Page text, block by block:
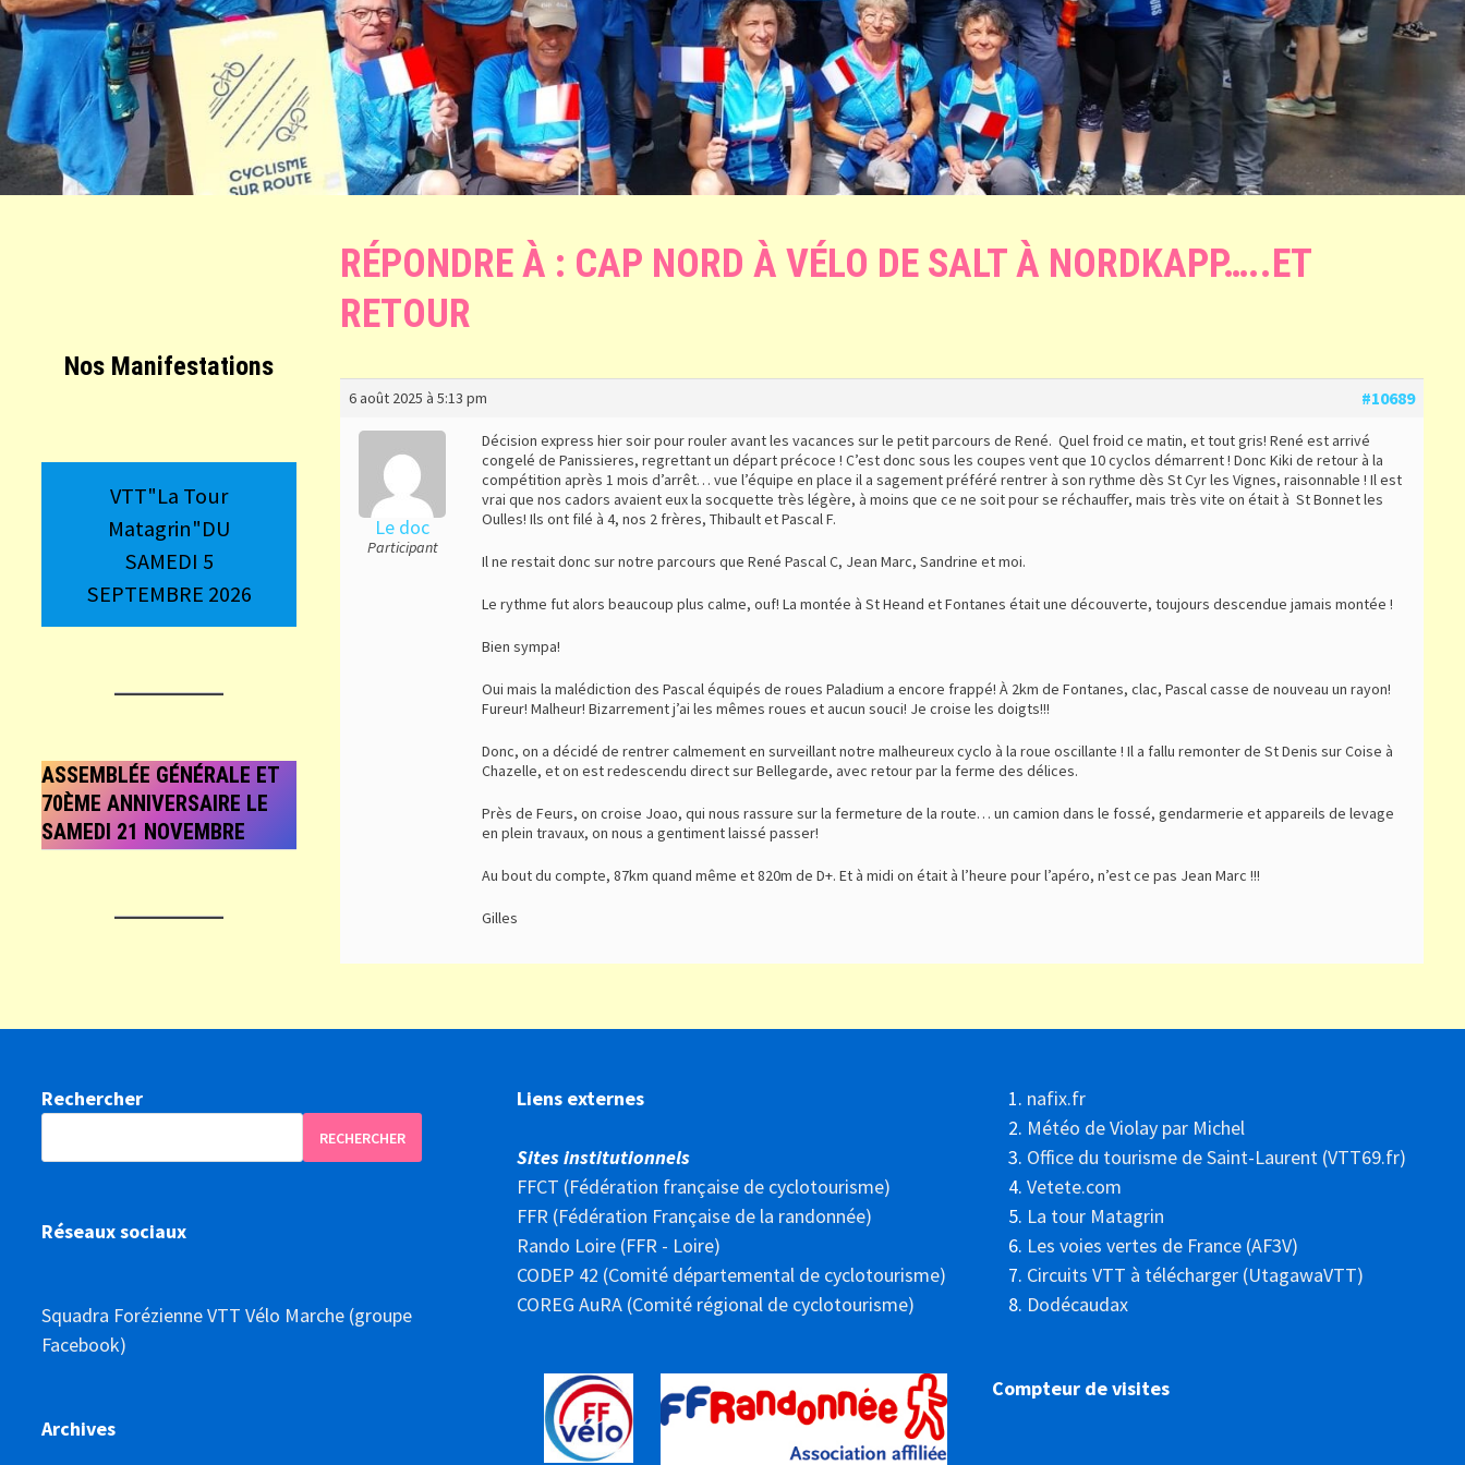
RÉPONDRE À : CAP NORD À VÉLO DE SALT À NORDKAPP…..ET
RETOUR
6 août 2025 à 5:13 pm #10689
Le doc
Participant
Décision express hier soir pour rouler avant les vacances sur le petit parcours de René. Quel froid ce matin, et tout gris! René est arrivé
congelé de Panissieres, regrettant un départ précoce ! C’est donc sous les coupes vent que 10 cyclos démarrent ! Donc Kiki de retour à la
compétition après 1 mois d’arrêt… vue l’équipe en place il a sagement préféré rentrer à son rythme dès St Cyr les Vignes, raisonnable ! Il est
vrai que nos cadors avaient eux la socquette très légère, à moins que ce ne soit pour se réchauffer, mais très vite on était à St Bonnet les
Oulles! Ils ont filé à 4, nos 2 frères, Thibault et Pascal F.
Il ne restait donc sur notre parcours que René Pascal C, Jean Marc, Sandrine et moi.
Le rythme fut alors beaucoup plus calme, ouf! La montée à St Heand et Fontanes était une découverte, toujours descendue jamais montée !
Bien sympa!
Oui mais la malédiction des Pascal équipés de roues Paladium a encore frappé! À 2km de Fontanes, clac, Pascal casse de nouveau un rayon!
Fureur! Malheur! Bizarrement j’ai les mêmes roues et aucun souci! Je croise les doigts!!!
Donc, on a décidé de rentrer calmement en surveillant notre malheureux cyclo à la roue oscillante ! Il a fallu remonter de St Denis sur Coise à
Chazelle, et on est redescendu direct sur Bellegarde, avec retour par la ferme des délices.
Près de Feurs, on croise Joao, qui nous rassure sur la fermeture de la route… un camion dans le fossé, gendarmerie et appareils de levage
en plein travaux, on nous a gentiment laissé passer!
Au bout du compte, 87km quand même et 820m de D+. Et à midi on était à l’heure pour l’apéro, n’est ce pas Jean Marc !!!
Gilles
Nos Manifestations
VTT"La Tour
Matagrin"DU
SAMEDI 5
SEPTEMBRE 2026
ASSEMBLÉE GÉNÉRALE ET
70ÈME ANNIVERSAIRE LE
SAMEDI 21 NOVEMBRE
Rechercher
RECHERCHER
Réseaux sociaux
Squadra Forézienne VTT Vélo Marche (groupe
Facebook)
Archives
Liens externes
Sites institutionnels
FFCT (Fédération française de cyclotourisme)
FFR (Fédération Française de la randonnée)
Rando Loire (FFR - Loire)
CODEP 42 (Comité départemental de cyclotourisme)
COREG AuRA (Comité régional de cyclotourisme)
nafix.fr
Météo de Violay par Michel
Office du tourisme de Saint-Laurent (VTT69.fr)
Vetete.com
La tour Matagrin
Les voies vertes de France (AF3V)
Circuits VTT à télécharger (UtagawaVTT)
Dodécaudax
Compteur de visites